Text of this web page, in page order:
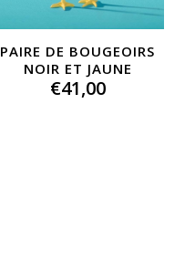
PAIRE DE BOUGEOIRS
NOIR ET JAUNE
€41,00